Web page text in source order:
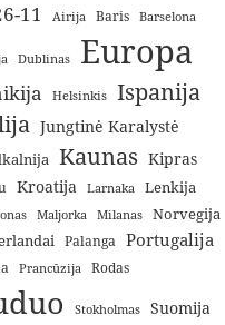
11 Airija Baris Barselona
Dublinas Europa
Helsinkis
Ispanija
Jungtinė Karalystė
Kaunas Kipras
Kroatija Larnaka Lenkija
Maljorka Milanas
Norvegija
Palanga Portugalija
Prancūzija Rodas
Stokholmas Suomija